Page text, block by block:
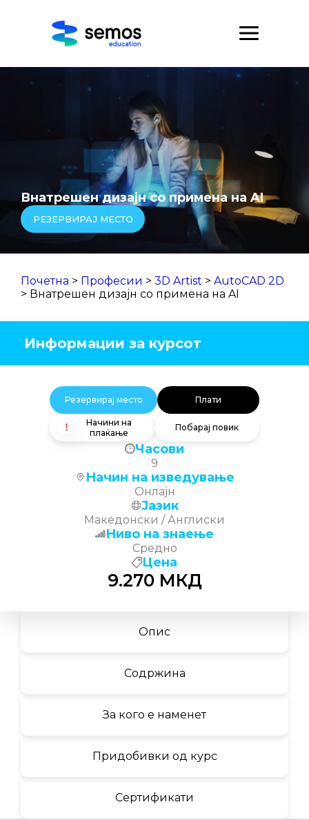
Внатрешен дизајн со примена на AI
РЕЗЕРВИРАЈ МЕСТО
Почетна > Професии > 3D Artist > AutoCAD 2D
> Внатрешен дизајн со примена на AI
Опис
Содржина
За кого е наменет
Придобивки од курс
Сертификати
Информации за курсот
Резервирај место Плати
Начини на
плаќање
Побарај повик
Часови
9
Начин на изведување
Онлајн
Јазик
Македонски / Англиски
Ниво на знаење
Средно
Цена
9.270МКД